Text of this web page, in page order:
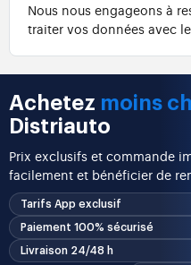
Nous nous engageons à
traiter vos données avec
Achetez moins
Distriauto
Prix exclusifs et commande
facilement et bénéficier de
Tarifs App exclusif
Paiement 100% sécurisé
Livraison 24/48 h